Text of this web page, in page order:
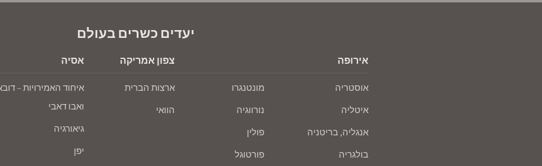
יעדים כשרים בעולם
אירופה
אוסטריה
איטליה
אנגליה, בריטניה
בולגריה
מונטנגרו
נורווגיה
פולין
פורטוגל
צפון אמריקה
ארצות הברית
הוואי
אסיה
איחוד האמירויות –
ואבו דאבי
גיאורגיה
יפן